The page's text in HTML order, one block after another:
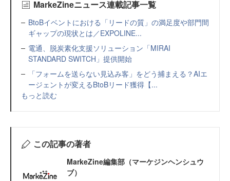
MarkeZineニュース連載記事一覧
BtoBイベントにおける「リードの質」の満足度や部門間
ギャップの現状とは／EXPOLINE...
電通、脱炭素化支援ソリューション「MIRAI
STANDARD SWITCH」提供開始
「フォームを送らない見込み客」をどう捕まえる？AIエ
ージェントが変えるBtoBリード獲得【...
もっと読む
この記事の著者
MarkeZine編集部（マーケジンヘンシュウ
ブ）